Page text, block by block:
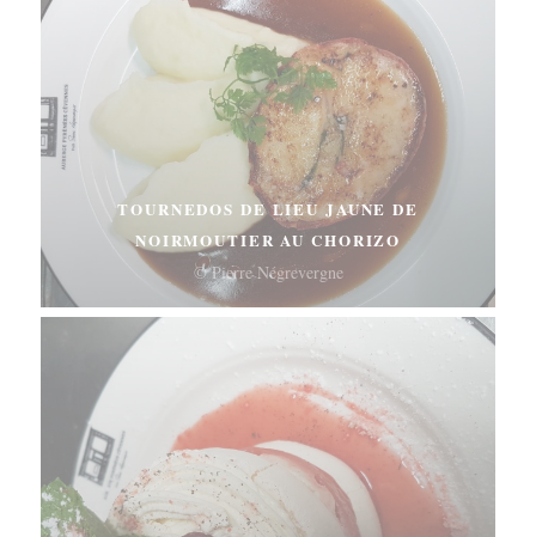
TOURNEDOS DE LIEU JAUNE DE
NOIRMOUTIER AU CHORIZO
© Pierre Négrevergne